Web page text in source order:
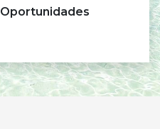
Oportunidades